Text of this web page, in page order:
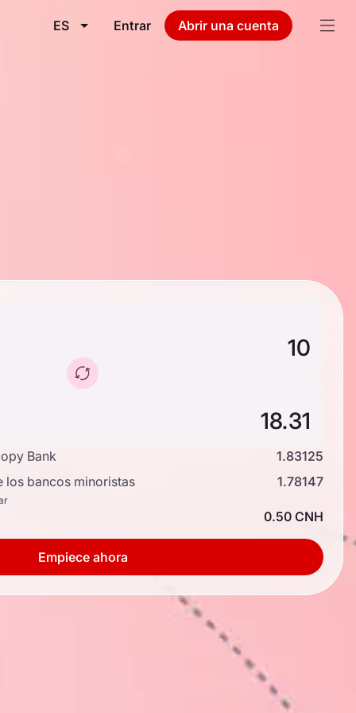
ES Entrar Abrir una cuenta
Bank
1.83125
los bancos minoristas
1.78147
0.50 CNH
Empiece ahora